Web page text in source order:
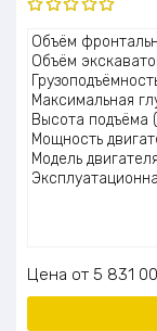
Оценка
5.00из 5
Объём
Объём
Максимальная
Высота подъёма
Мощность
Модель
Цена 5 831